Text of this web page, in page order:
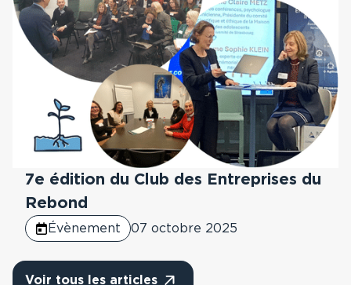
7e édition du Club des Entreprises du
Rebond
Évènement 07 octobre 2025
Voir tous les articles